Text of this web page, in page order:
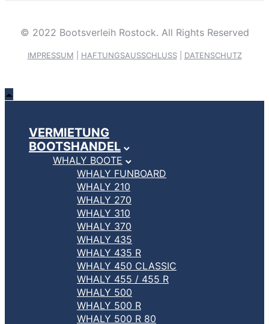
© 2022 Bootsverleih Rostock. All Rights Reserved
IMPRESSUM HAFTUNGSAUSSCHLUSS| DATENSCHUTZ
VERMIETUNG
BOOTSHANDEL
WHALY BOOTE
WHALY FUNBOARD
WHALY 210
WHALY 270
WHALY 310
WHALY 370
WHALY 435
WHALY 435 R
WHALY 450 CLASSIC
WHALY 455 / 455 R
WHALY 500
WHALY 500 R
WHALY 500 R 80